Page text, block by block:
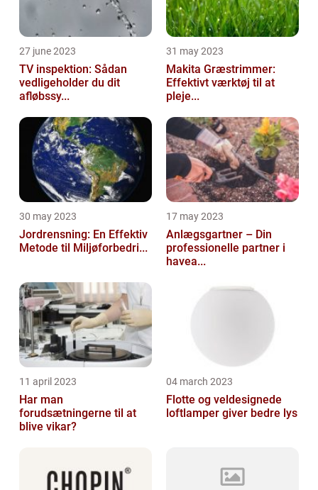
27 june 2023
TV inspektion: Sådan
vedligeholder du dit
afløbssy...
31 may 2023
Makita Græstrimmer:
Effektivt værktøj til at
pleje...
30 may 2023
Jordrensning: En Effektiv
Metode til Miljøforbedri...
17 may 2023
Anlægsgartner – Din
professionelle partner i
havea...
11 april 2023
Har man
forudsætningerne til at
blive vikar?
04 march 2023
Flotte og veldesignede
loftlamper giver bedre lys